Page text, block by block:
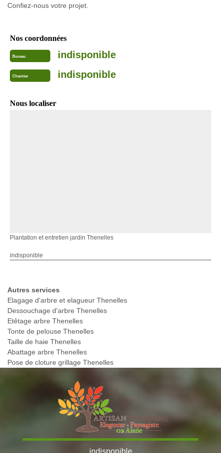
Confiez-nous votre projet.
Nos coordonnées
Bureau indisponible
Chantier indisponible
Nous localiser
Plantation et entretien jardin Thenelles
indisponible
Autres services
Elagage d'arbre et elagueur Thenelles
Dessouchage d'arbre Thenelles
Etêtage arbre Thenelles
Tonte de pelouse Thenelles
Taille de haie Thenelles
Abattage arbre Thenelles
Pose de cloture grillage Thenelles